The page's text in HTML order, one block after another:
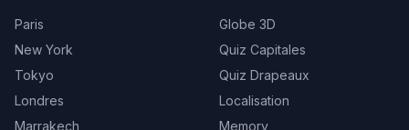
Paris
New York
Tokyo
Londres
Marrakech
Globe 3D
Quiz Capitales
Quiz Drapeaux
Localisation
Memory